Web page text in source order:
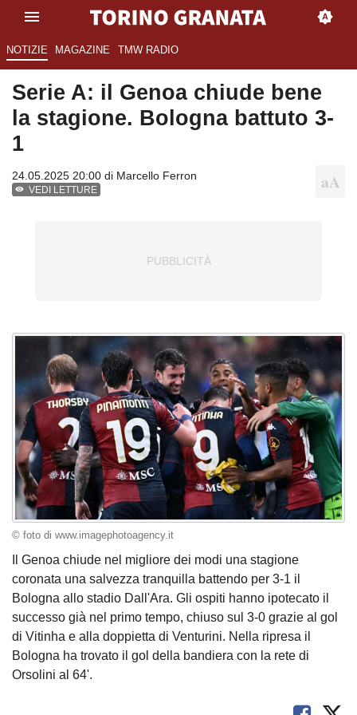
NOTIZIE MAGAZINE TMW RADIO
Serie A: il Genoa chiude bene
la stagione. Bologna battuto 3-
1
24.05.2025 20:00 di Marcello Ferron
VEDI LETTURE
© foto di www.imagephotoagency.it
Il Genoa chiude nel migliore dei modi una stagione
coronata una salvezza tranquilla battendo per 3-1 il
Bologna allo stadio Dall'Ara. Gli ospiti hanno ipotecato il
successo già nel primo tempo, chiuso sul 3-0 grazie al gol
di Vitinha e alla doppietta di Venturini. Nella ripresa il
Bologna ha trovato il gol della bandiera con la rete di
Orsolini al 64'.